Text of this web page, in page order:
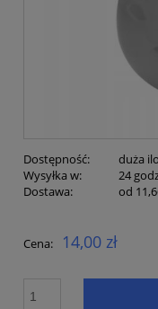
Dostępność:
duża
Wysyłka w:
24
Dostawa:
od
Cena nie zawiera
Cena: 14,00 zł